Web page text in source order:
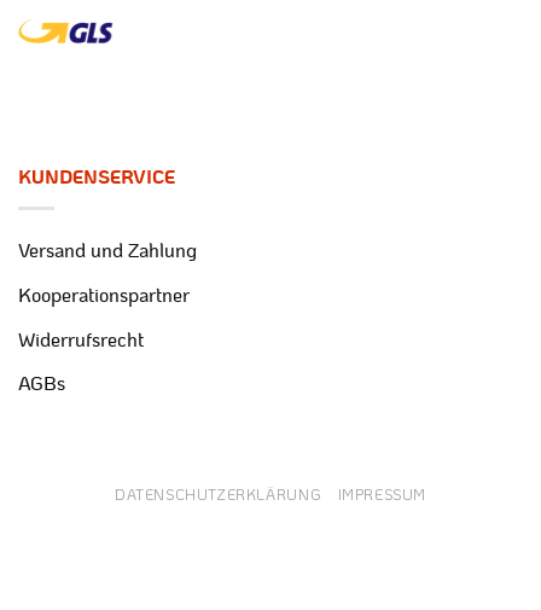
KUNDENSERVICE
Versand und Zahlung
Kooperationspartner
Widerrufsrecht
AGBs
DATENSCHUTZERKLÄRUNG IMPRESSUM